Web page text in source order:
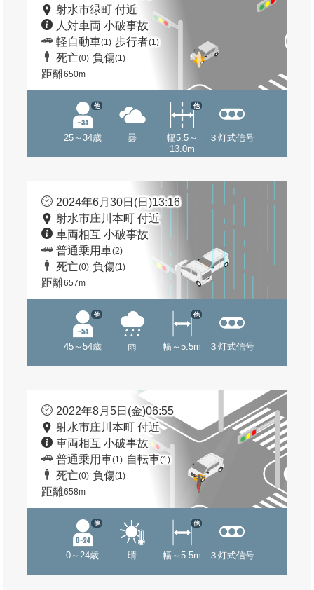
射水市緑町 付近
人対車両 小破事故
軽自動車(1) 歩行者(1)
死亡(0) 負傷(1)
距離650m
25～34歳
他
曇
幅5.5～
13.0m
他
３灯式信号
2024年6月30日(日)13:16
射水市庄川本町 付近
車両相互 小破事故
普通乗用車(2)
死亡(0) 負傷(1)
距離657m
45～54歳
他
雨 幅～5.5m
他
３灯式信号
2022年8月5日(金)06:55
射水市庄川本町 付近
車両相互 小破事故
普通乗用車(1) 自転車(1)
死亡(0) 負傷(1)
距離658m
0～24歳
他
晴 幅～5.5m
他
３灯式信号